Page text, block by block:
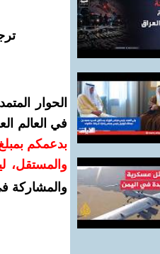
الحوار
في العالم
والمستقل،
والمشاركة